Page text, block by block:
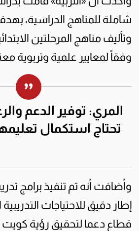
شاملة للمناهج الدراسية، بهدف
وتأليف مناهج المرحلتين
وفقاً لمعايير علمية وتربوية
المري: توفير الدعم
تحتاج استكمال
وأضافت أنه تم تنفيذ برامج
إطار دقيق للاحتياجات